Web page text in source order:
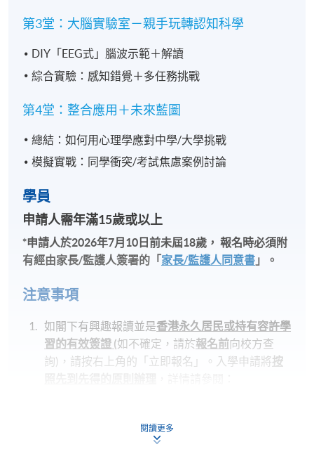
第3堂：大腦實驗室－親手玩轉認知科學
DIY「EEG式」腦波示範＋解讀
綜合實驗：感知錯覺＋多任務挑戰
第4堂：整合應用＋未來藍圖
總結：如何用心理學應對中學/大學挑戰
模擬實戰：同學衝突/考試焦慮案例討論
學員
申請人需年滿15歲或以 上
*申請人於2026年7月 10 日前未屆18歲， 報名時必須附
有經由家長/監護人簽署的「 家長/監護人同意書 」 。
注意事項
如閣下有興趣報讀並是香港永久居民或持有容許學
習的有效簽證 (如不確定，請於報名前向校方查
詢)，請按右上角的「立即報名」。入學申請將按
申請人一般須要提供香港身份證（適用於本地申請
閱讀更多